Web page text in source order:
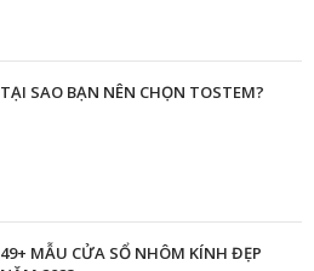
TẠI SAO BẠN NÊN CHỌN TOSTEM?
49+ MẪU CỬA SỔ NHÔM KÍNH ĐẸP